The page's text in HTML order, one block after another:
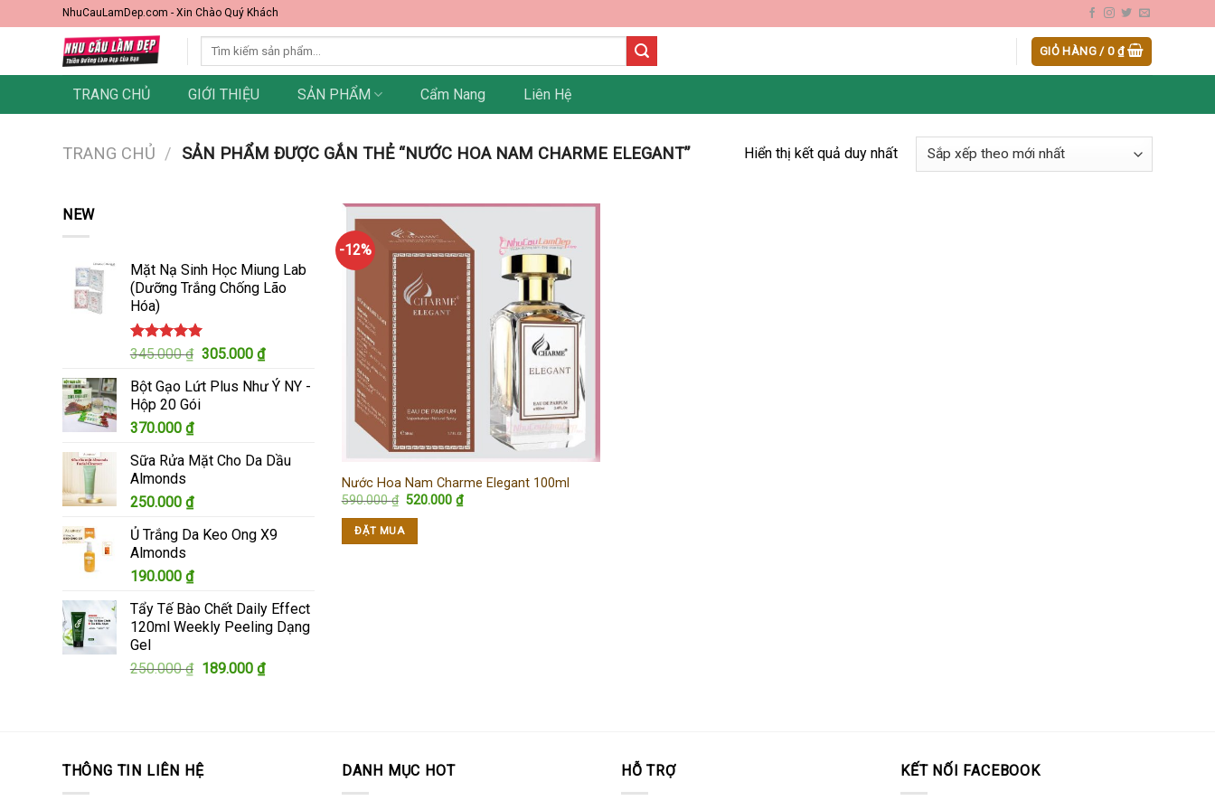
to
NhuCauLamDep.com - Xin Chào Quý Khách
Tìm
kiếm:
GIỎ HÀNG /0 ₫
TRANG CHỦ GIỚI THIỆU SẢN PHẨM Cẩm Nang Liên Hệ
TRANG CHỦ / SẢN PHẨM ĐƯỢC GẮN THẺ “NƯỚC HOA NAM CHARME ELEGANT” Hiển thị kết quả duy nhất
NEW
Mặt Nạ Sinh Học Miung Lab
(Dưỡng Trắng Chống Lão
Hóa)
Được xếp
5.00
5 sao
345.000₫ Giá
là:
345.000 ₫.
305.000 ₫Giá
tại
Bột Gạo Lứt Plus Như Ý NY -
Hộp 20 Gói
370.000 ₫
Sữa Rửa Mặt Cho Da Dầu
Almonds
250.000 ₫
Ủ Trắng Da Keo Ong X9
Almonds
190.000 ₫
Tẩy Tế Bào Chết Daily Effect
120ml Weekly Peeling Dạng
Gel
250.000₫ Giá
189.000 ₫Giá
-12%
Nước Hoa Nam Charme Elegant 100ml
590.000₫ Giá
590.000 ₫.
520.000 ₫Giá
hiện
ĐẶT MUA
THÔNG TIN LIÊN HỆ DANH MỤC HOT HỖ TRỢ KẾT NỐI FACEBOOK